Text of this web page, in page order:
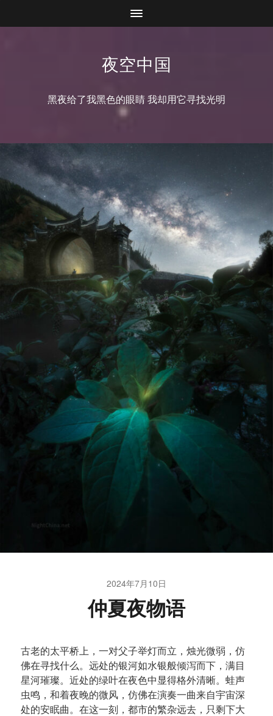
夜空中国
黑夜给了我黑色的眼睛 我却用它寻找光明
2024年7月10日
仲夏夜物语
古老的太平桥上，一对父子举灯而立，烛光微弱，仿
佛在寻找什么。远处的银河如水银般倾泻而下，满目
星河璀璨。近处的绿叶在夜色中显得格外清晰。蛙声
虫鸣，和着夜晚的微风，仿佛在演奏一曲来自宇宙深
处的安眠曲。在这一刻，都市的繁杂远去，只剩下大